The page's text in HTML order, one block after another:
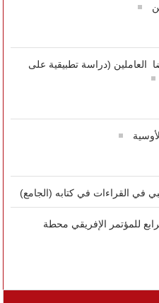
العاملين (دراسة تطبيقية على
في القراءات في كتابه (الجامع)
للمؤتمر الإفريقي محطة